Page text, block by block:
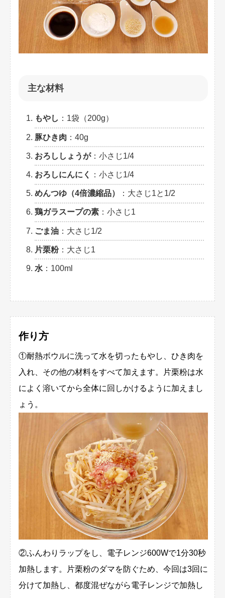
主な材料
もやし ：1袋（200g）
豚ひき肉 ：40g
おろししょうが：小さじ1/4
おろしにんにく ：小さじ1/4
めんつゆ（4倍濃縮品） ：大さじ1と1/2
鶏ガラスープの素 ：小さじ1
ごま油 ：大さじ1/2
片栗粉：大さじ1
水 ：100ml
作り方
①耐熱ボウルに洗って水を切ったもやし、ひき肉を
入れ、その他の材料をすべて加えます。片栗粉は水
によく溶いてから全体に回しかけるように加えまし
ょう。
②ふんわりラップをし、電子レンジ600Wで1分30秒
加熱します。片栗粉のダマを防ぐため、今回は3回に
分けて加熱し、都度混ぜながら電子レンジで加熱し